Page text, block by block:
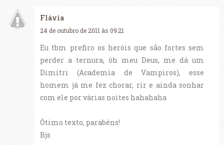
Flávia
24 de outubro de 2011 às 09:21
Eu tbm prefiro os heróis que são fortes sem
perder a ternura, ôh meu Deus, me dá um
Dimitri (Academia de Vampiros), esse
homem já me fez chorar, rir e ainda sonhar
com ele por várias noites hahahaha
Ótimo texto, parabéns!
Bjs